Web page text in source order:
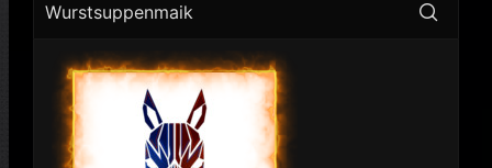
Wurstsuppenmaik